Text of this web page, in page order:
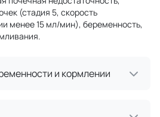
(стадия 5, скорость
менее 15 мл/мин), беременность,
и кормлении